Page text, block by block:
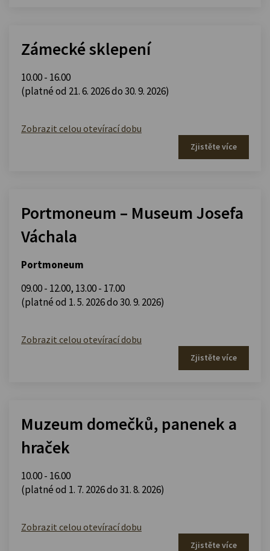
Zámecké sklepení
10.00 - 16.00
(platné od 21. 6. 2026 do 30. 9. 2026)
Zobrazit celou otevírací dobu
Zjistěte více
Portmoneum – Museum Josefa
Váchala
Portmoneum
09.00 - 12.00, 13.00 - 17.00
(platné od 1. 5. 2026 do 30. 9. 2026)
Zobrazit celou otevírací dobu
Zjistěte více
Muzeum domečků, panenek a
hraček
10.00 - 16.00
(platné od 1. 7. 2026 do 31. 8. 2026)
Zobrazit celou otevírací dobu
Zjistěte více